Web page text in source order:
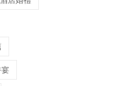
宴